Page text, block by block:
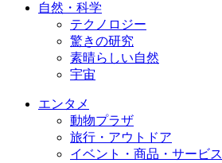
自然・科学
テクノロジー
驚きの研究
素晴らしい自然
宇宙
エンタメ
動物プラザ
旅行・アウトドア
イベント・商品・サービス